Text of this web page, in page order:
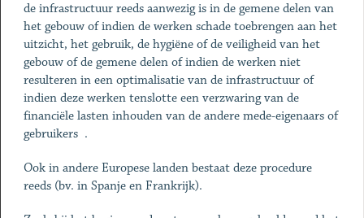
de infrastructuur reeds aanwezig is in de gemene delen van
het gebouw of indien de werken schade toebrengen aan het
uitzicht, het gebruik, de hygiëne of de veiligheid van het
gebouw of de gemene delen of indien de werken niet
resulteren in een optimalisatie van de infrastructuur of
indien deze werken tenslotte een verzwaring van de
financiële lasten inhouden van de andere mede-eigenaars of
gebruikers .
Ook in andere Europese landen bestaat deze procedure
reeds (bv. in Spanje en Frankrijk).